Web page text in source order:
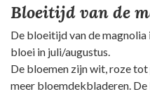
Bloeitijd van de
De bloeitijd van de
bloei in juli/augustus.
De bloemen zijn wit, roze
meer bloemdekbladeren.